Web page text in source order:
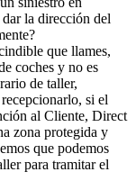
la dirección del
que llames,
coches y no es
de taller,
si el
al Cliente, Direct
zona protegida y
que podemos
para tramitar el